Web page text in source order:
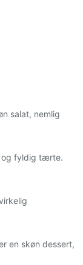
salat, nemlig
og fyldig tærte.
en skøn dessert,